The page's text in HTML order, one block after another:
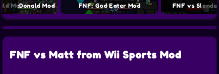
McDonald Mod FNF: God Eater Mod FNF vs
FNF vs Matt from Wii Sports Mod